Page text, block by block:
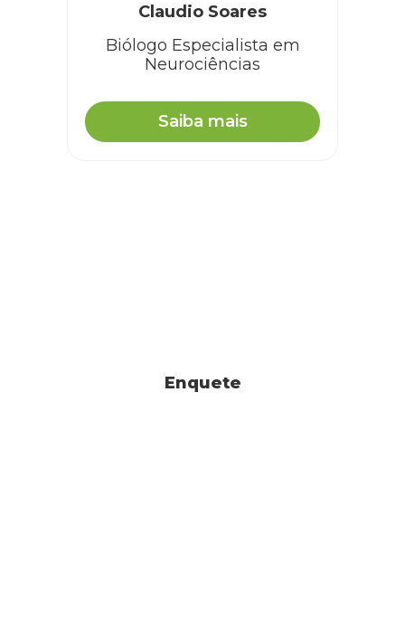
Claudio Soares
Biólogo Especialista em
Neurociências
Saiba mais
Enquete